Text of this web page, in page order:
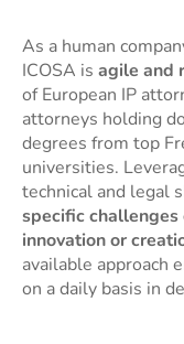
As a human
ICOSA is agile and
of European IP
attorneys holding
degrees from top
universities.
technical and legal
specific
innovation or
available approach
on a daily basis in